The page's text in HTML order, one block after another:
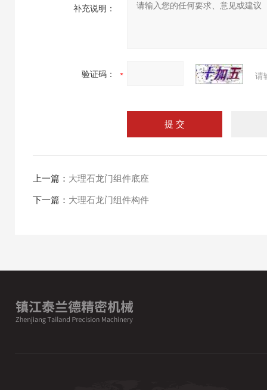
补充说明：
验证码： 请
上一篇： 大理石龙门组件底座
下一篇： 大理石龙门组件构件